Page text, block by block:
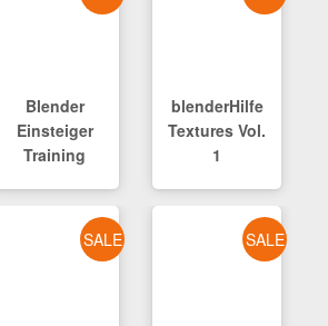
Blender
Einsteiger
Training
blenderHilfe
Textures Vol.
1
SALE SALE